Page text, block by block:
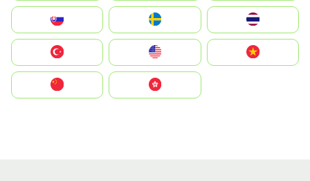
United States
中國香港特別行政區